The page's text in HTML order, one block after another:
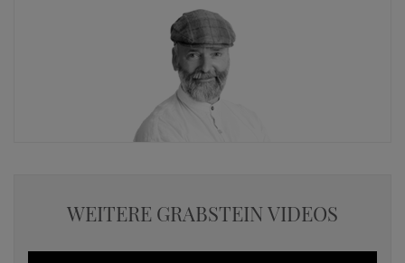
WEITERE GRABSTEIN VIDEOS